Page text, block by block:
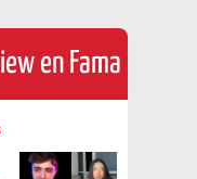
en Fama